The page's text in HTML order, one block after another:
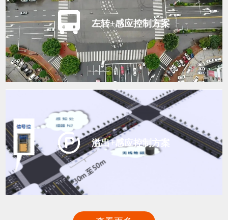
左转+感应控制方案
溢出+感应控制方案